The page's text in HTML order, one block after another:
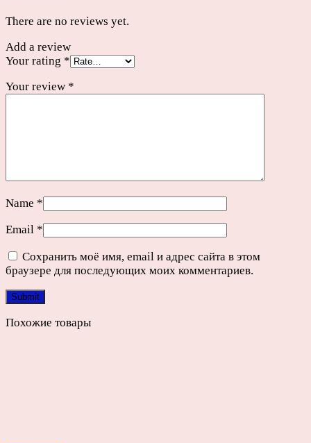
There are no reviews yet.
Add a review
Your rating *
Your review *
Name *
Email *
Сохранить моё имя, email и адрес сайта в этом
браузере для последующих моих комментариев.
Похожие товары